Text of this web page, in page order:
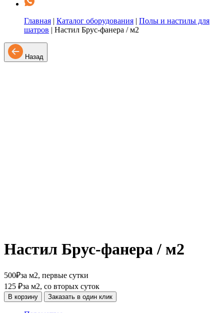
Главная | Каталог оборудования | Полы и настилы для
шатров | Настил Брус-фанера / м2
Назад
Настил Брус-фанера / м2
500₽за м2, первые сутки
125 ₽за м2, со вторых суток
В корзину Заказать в один клик